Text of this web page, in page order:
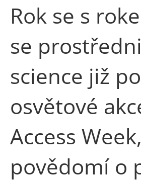
Rok se s
se
science již
osvětové
Access
povědomí o